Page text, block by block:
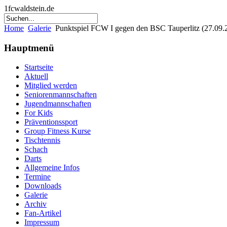
1fcwaldstein.de
Home Galerie Punktspiel FCW I gegen den BSC Tauperlitz
Hauptmenü
Startseite
Aktuell
Mitglied werden
Seniorenmannschaften
Jugendmannschaften
For Kids
Präventionssport
Group Fitness Kurse
Tischtennis
Schach
Darts
Allgemeine Infos
Termine
Downloads
Galerie
Archiv
Fan-Artikel
Impressum